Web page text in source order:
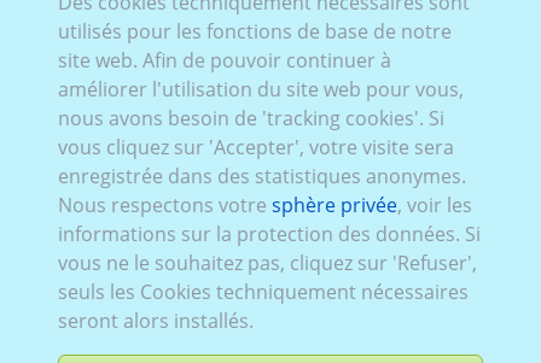
Buer_001:à partir de 2012
utilisés pour les fonctions de base de notre
site web. Afin de pouvoir continuer à
améliorer l'utilisation du site web pour vous,
nous avons besoin de 'tracking cookies'. Si
vous cliquez sur 'Accepter', votre visite sera
enregistrée dans des statistiques anonymes.
Nous respectons votre sphère privée, voir les
informations sur la protection des données. Si
vous ne le souhaitez pas, cliquez sur 'Refuser',
seuls les Cookies techniquement nécessaires
seront alors installés.